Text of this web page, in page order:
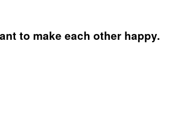
to make each other happy.